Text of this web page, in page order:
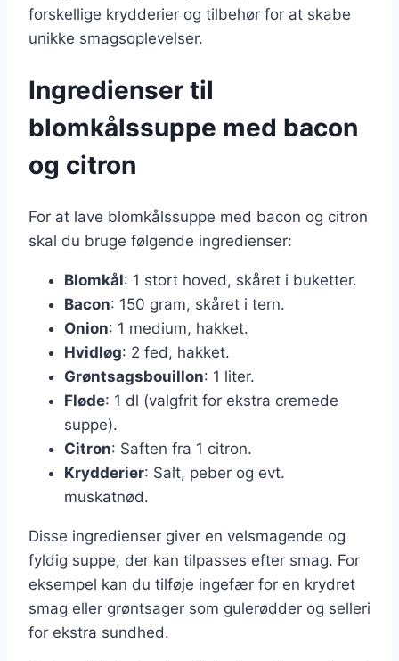
forskellige krydderier og tilbehør for at skabe
unikke smagsoplevelser.
Ingredienser til
blomkålssuppe med bacon
og citron
For at lave blomkålssuppe med bacon og citron
skal du bruge følgende ingredienser:
Blomkål: 1 stort hoved, skåret i buketter.
Bacon: 150 gram, skåret i tern.
Onion: 1 medium, hakket.
Hvidløg: 2 fed, hakket.
Grøntsagsbouillon: 1 liter.
Fløde: 1 dl (valgfrit for ekstra cremede
suppe).
Citron: Saften fra 1 citron.
Krydderier: Salt, peber og evt.
muskatnød.
Disse ingredienser giver en velsmagende og
fyldig suppe, der kan tilpasses efter smag. For
eksempel kan du tilføje ingefær for en krydret
smag eller grøntsager som gulerødder og selleri
for ekstra sundhed.